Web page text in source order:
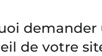
demander
de votre